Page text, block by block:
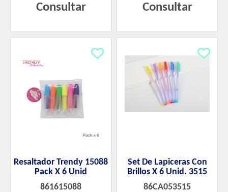
Consultar Consultar
Resaltador Trendy 15088
Pack X 6 Unid
861615088
Set De Lapiceras Con
Brillos X 6 Unid. 3515
86CA053515